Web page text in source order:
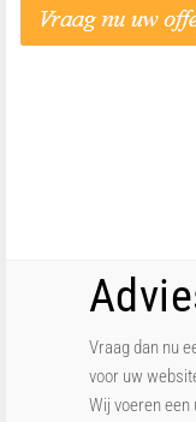
Vraag dan nu
voor uw
Wij voeren een